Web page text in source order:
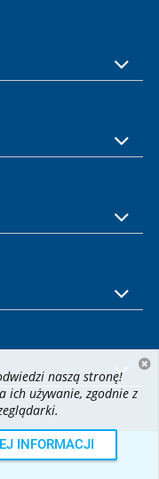
reserved
naszą stronę!
ich używanie, zgodnie z
INFORMACJI